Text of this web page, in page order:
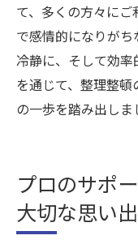
て、多くの方々に
で感情的になりが
冷静に、そして効
を通じて、整理整
の一歩を踏み出しま
プロのサポ
大切な思い